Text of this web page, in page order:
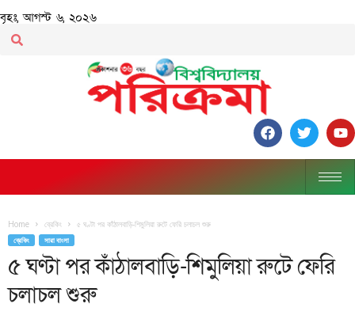
বৃহঃ, আগস্ট ৬, ২০২৬
Home ব্রেকিং ৫ ঘণ্টা পর কাঁঠালবাড়ি-শিমুলিয়া রুটে ফেরি চলাচল শুরু
ব্রেকিং সারা বাংলা
৫ ঘণ্টা পর কাঁঠালবাড়ি-শিমুলিয়া রুটে ফেরি
চলাচল শুরু